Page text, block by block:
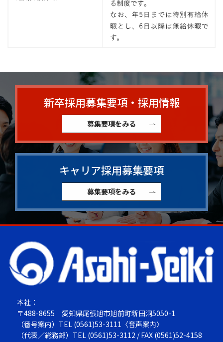
新卒採用募集要項・採用情報
募集要項をみる
キャリア採用募集要項
募集要項をみる
本社：
〒488-8655 愛知県尾張旭市旭前町新田洞5050-1
（番号案内）TEL (0561)53-3111 〈音声案内〉
（代表／総務部）TEL (0561)53-3112 / FAX (0561)52-4158